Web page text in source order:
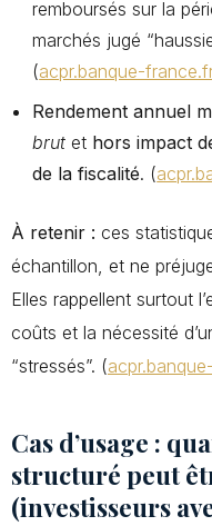
remboursés sur la
marchés jugé
(acpr.banque-
Rendement annuel
brut et hors impact
de la fiscalité. (
À retenir : ces
échantillon, et ne
Elles rappellent surtout
coûts et la nécessité
“stressés”. (
Cas d’usage :
structuré peut
(investisseurs